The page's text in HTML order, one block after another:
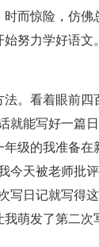
而惊险，仿
努力学好语
。看着眼前四
能写好一篇
级的我准备
今天被老师批
写日记就写得
萌发了第二次